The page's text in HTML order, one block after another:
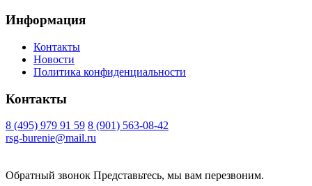
Информация
Контакты
Новости
Политика конфиденциальности
Контакты
8 (495) 979 91 59 8 (901) 563-08-42
rsg-burenie@mail.ru
Обратный звонок Представьтесь, мы вам перезвоним.